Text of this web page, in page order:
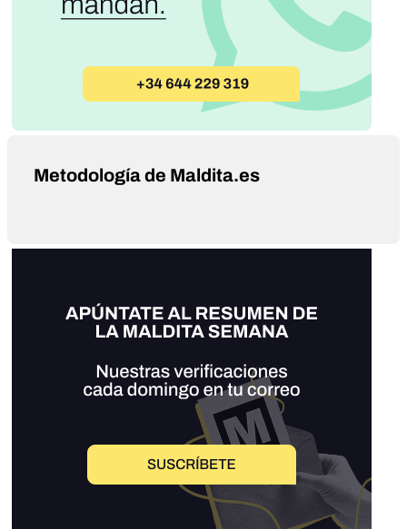
Metodología de Maldita.es